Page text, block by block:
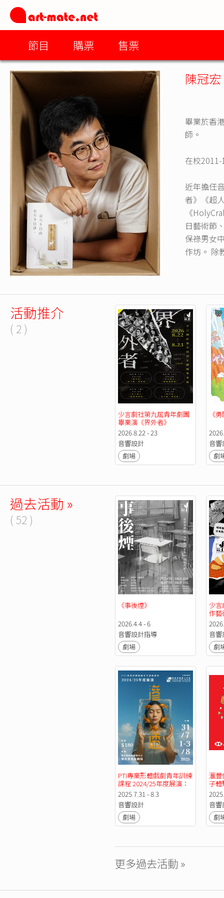
節目 購票 售票
陳冠宏
畢業於香
師。
在校
近年擔任
者》《超
《
日藝術節
保祿男女
作坊。 除
活動推介
( 2 )
少言劇社第九屆青年劇團
畢業演《界外者》
2026.8.22 - 23
音響設計
劇場
《
音響
劇
過去活動 »
( 52 )
《事後煙》
2026.4.4 - 6
音響設計指導
劇場
少言
作藝
音
劇
PTI專業形體戲劇青年訓練
課程 2024/25年度展演：
《滲透》
2025.7.31 - 8.3
音響設計
劇場
滙
子體
歷愛
音響
劇
更多過去活動 »